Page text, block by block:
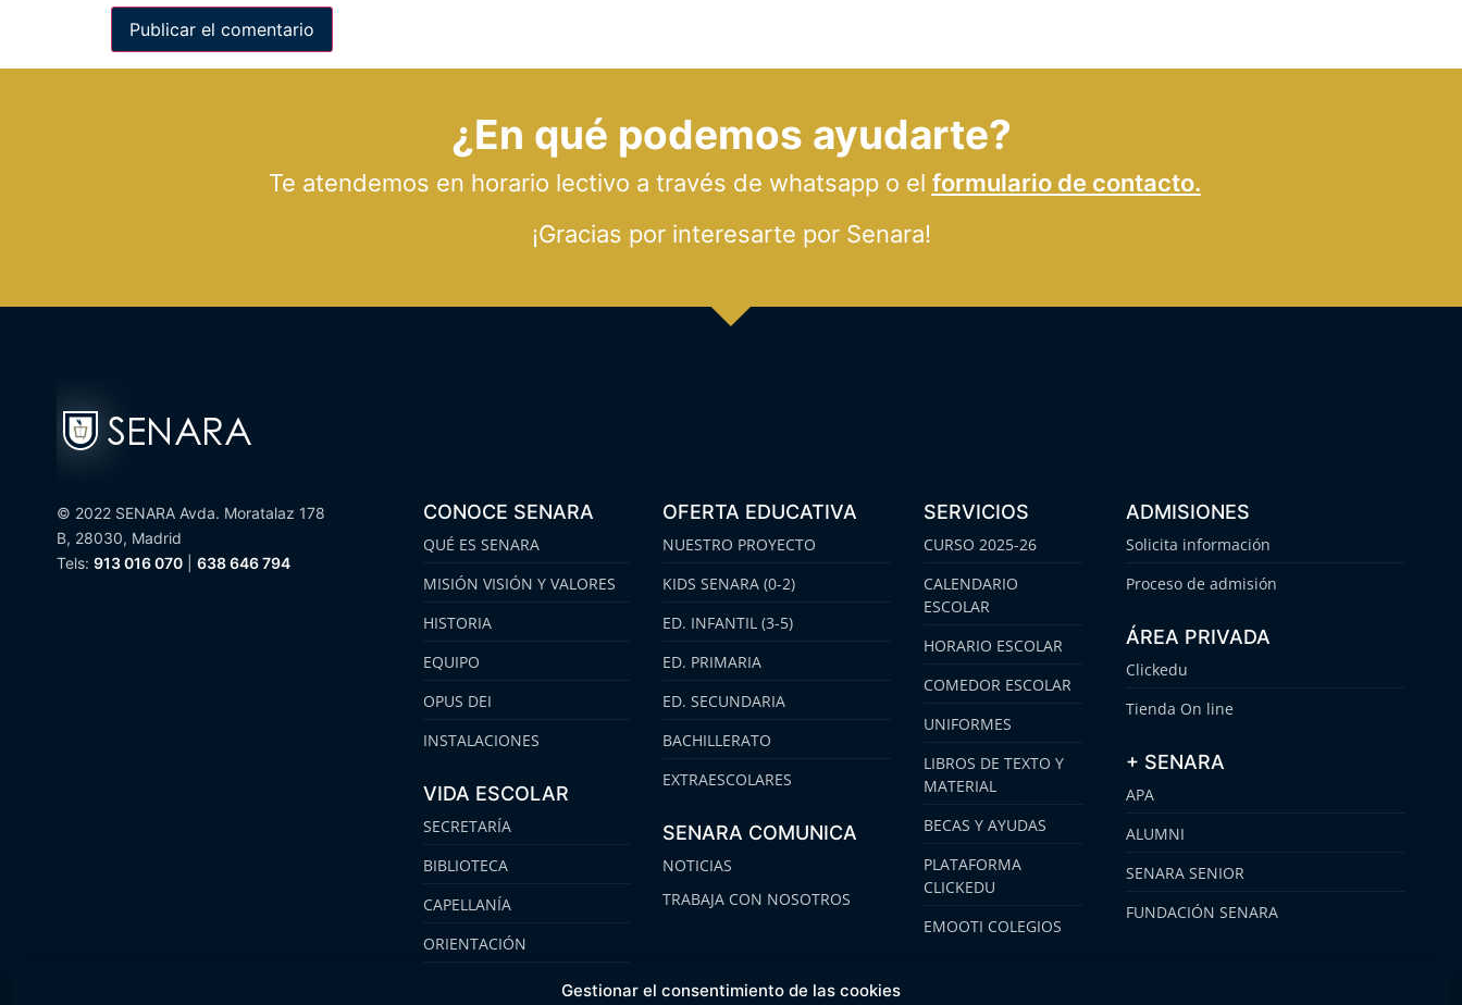
Gestionar el consentimiento de las cookies
¿En qué podemos ayudarte?
Te atendemos en horario lectivo a través de whatsapp o el formulario de contacto.
¡Gracias por interesarte por Senara!
© 2022 SENARA Avda. Moratalaz 178
B, 28030, Madrid
Tels: 913 016 070 638 646 794
CONOCE SENARA
QUÉ ES SENARA
MISIÓN VISIÓN Y VALORES
HISTORIA
EQUIPO
OPUS DEI
INSTALACIONES
VIDA ESCOLAR
SECRETARÍA
BIBLIOTECA
CAPELLANÍA
ORIENTACIÓN
OFERTA EDUCATIVA
NUESTRO PROYECTO
KIDS SENARA (0-2)
ED. INFANTIL (3-5)
ED. PRIMARIA
ED. SECUNDARIA
BACHILLERATO
EXTRAESCOLARES
SENARA COMUNICA
NOTICIAS
TRABAJA CON NOSOTROS
SERVICIOS
CURSO 2025-26
CALENDARIO
ESCOLAR
HORARIO ESCOLAR
COMEDOR ESCOLAR
UNIFORMES
LIBROS DE TEXTO Y
MATERIAL
BECAS Y AYUDAS
PLATAFORMA
CLICKEDU
EMOOTI COLEGIOS
ADMISIONES
Solicita información
Proceso de admisión
ÁREA PRIVADA
Clickedu
Tienda On line
+ SENARA
APA
ALUMNI
SENARA SENIOR
FUNDACIÓN SENARA